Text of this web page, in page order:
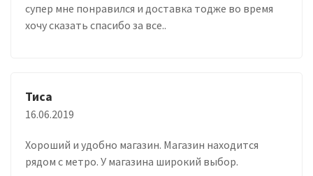
супер мне понравился и доставка тодже во время
хочу сказать спасибо за все..
Тиса
16.06.2019
Хороший и удобно магазин. Магазин находится
рядом с метро. У магазина широкий выбор.